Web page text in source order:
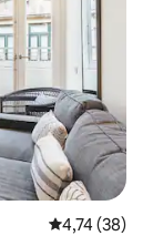
Classificação
4,74 (38)